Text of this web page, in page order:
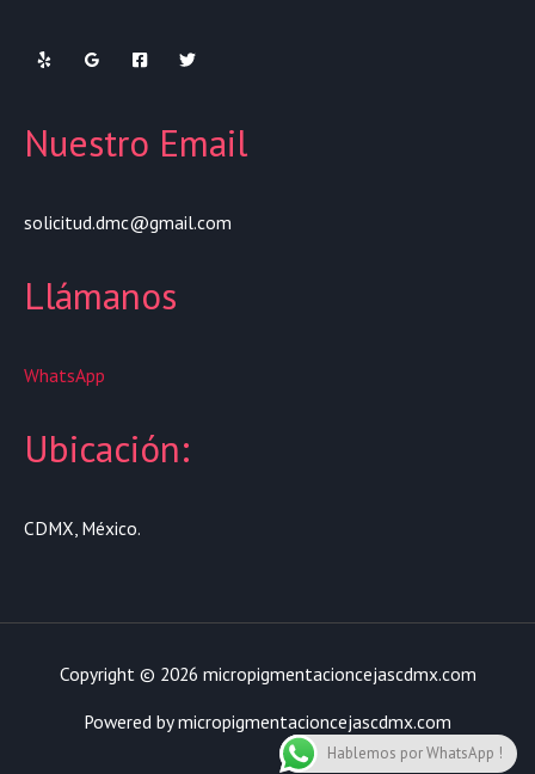
Nuestro Email
solicitud.dmc@gmail.com
Llámanos
WhatsApp
Ubicación:
CDMX, México.
Copyright © 2026 micropigmentacioncejascdmx.com
Powered by micropigmentacioncejascdmx.com
Hablemos por WhatsApp !